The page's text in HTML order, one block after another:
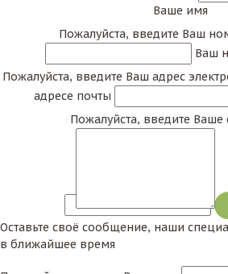
Ваше имя
Пожалуйста, введите Ваш
Ваш
Пожалуйста, введите Ваш адрес
адресе почты
Пожалуйста, введите
Оставьте своё сообщение, наши
в ближайшее время